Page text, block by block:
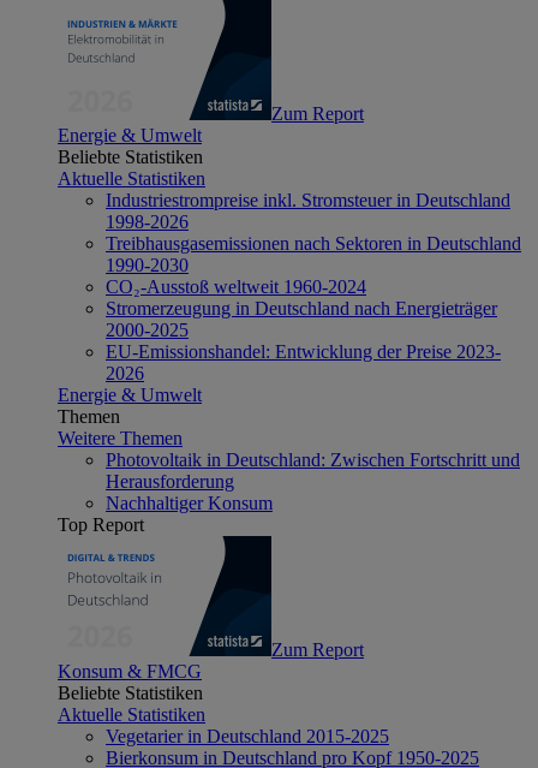
Zum Report
Energie & Umwelt
Beliebte Statistiken
Aktuelle Statistiken
Industriestrompreise inkl. Stromsteuer in Deutschland
1998-2026
Treibhausgasemissionen nach Sektoren in Deutschland
1990-2030
CO₂-Ausstoß weltweit 1960-2024
Stromerzeugung in Deutschland nach Energieträger
2000-2025
EU-Emissionshandel: Entwicklung der Preise 2023-
2026
Energie & Umwelt
Themen
Weitere Themen
Photovoltaik in Deutschland: Zwischen Fortschritt und
Herausforderung
Nachhaltiger Konsum
Top Report
Zum Report
Konsum & FMCG
Beliebte Statistiken
Aktuelle Statistiken
Vegetarier in Deutschland 2015-2025
Bierkonsum in Deutschland pro Kopf 1950-2025